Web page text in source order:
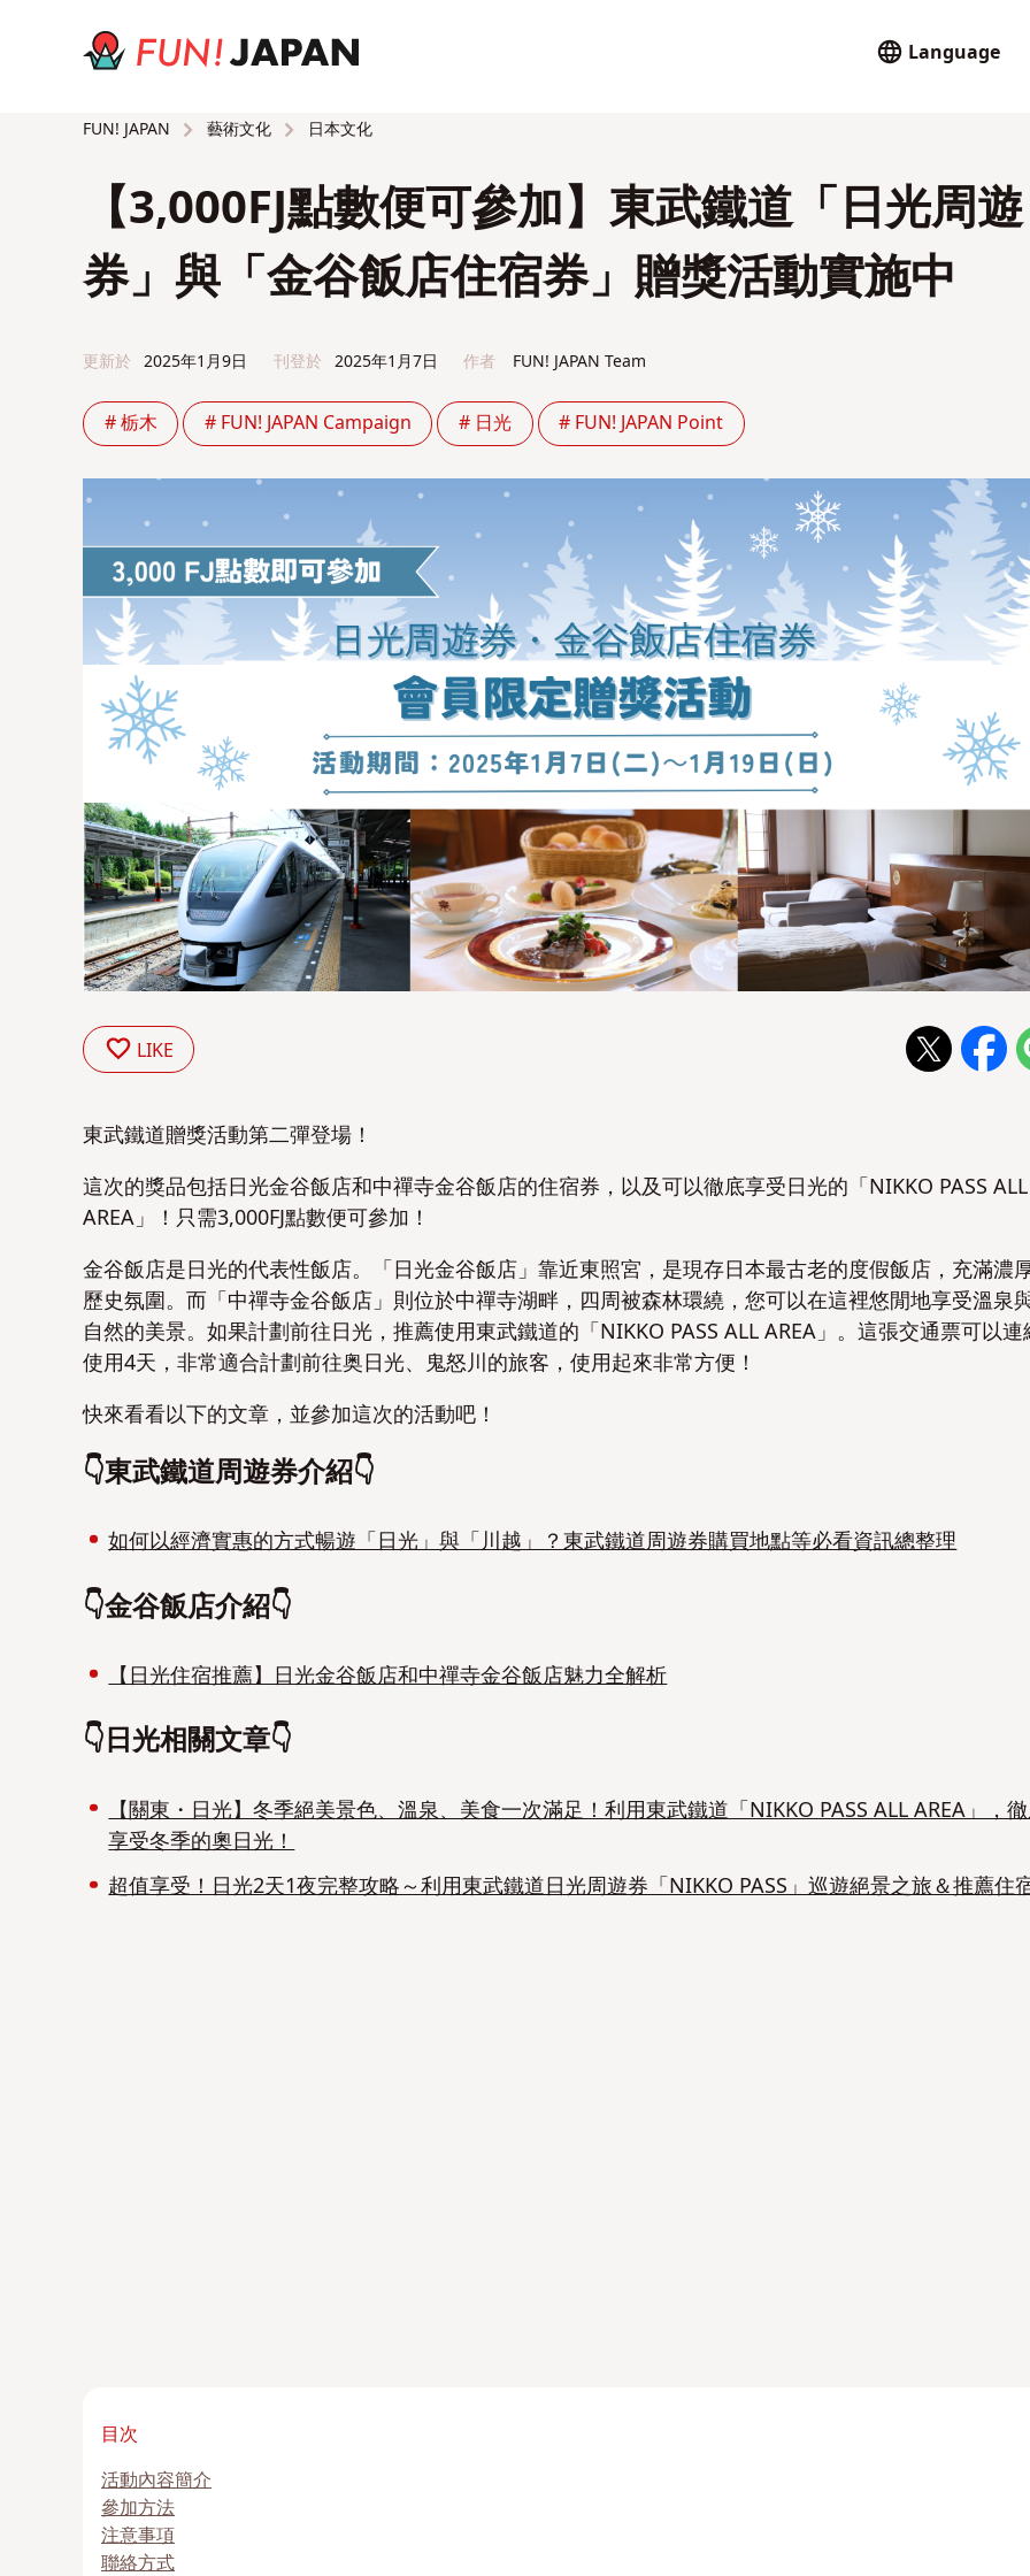
Language
FUN! JAPAN 藝術文化 日本文化
【3,000FJ點數便可參加】東武鐵道「日光周遊
券」與「金谷飯店住宿券」贈獎活動實施中
更新於 2025年1月9日 刊登於 2025年1月7日 作者 FUN! JAPAN Team
# 栃木 # FUN! JAPAN Campaign # 日光 # FUN! JAPAN Point
LIKE
東武鐵道贈獎活動第二彈登場！
這次的獎品包括日光金谷飯店和中禪寺金谷飯店的住宿券，以及可以徹底享受日光的「NIKKO PASS ALL
AREA」！只需3,000FJ點數便可參加！
金谷飯店是日光的代表性飯店。「日光金谷飯店」靠近東照宮，是現存日本最古老的度假飯店，充滿濃
歷史氛圍。而「中禪寺金谷飯店」則位於中禪寺湖畔，四周被森林環繞，您可以在這裡悠閒地享受溫泉
自然的美景。如果計劃前往日光，推薦使用東武鐵道的「NIKKO PASS ALL AREA」。這張交通票可以連
使用4天，非常適合計劃前往奥日光、鬼怒川的旅客，使用起來非常方便！
快來看看以下的文章，並參加這次的活動吧！
👇東武鐵道周遊券介紹👇
如何以經濟實惠的方式暢遊「日光」與「川越」？東武鐵道周遊券購買地點等必看資訊總整理
👇金谷飯店介紹👇
【日光住宿推薦】日光金谷飯店和中禪寺金谷飯店魅力全解析
👇日光相關文章👇
【關東・日光】冬季絕美景色、溫泉、美食一次滿足！利用東武鐵道「NIKKO PASS ALL AREA」，
享受冬季的奧日光！
超值享受！日光2天1夜完整攻略～利用東武鐵道日光周遊券「NIKKO PASS」巡遊絕景之旅＆推薦住
目次
活動內容簡介
參加方法
注意事項
聯絡方式